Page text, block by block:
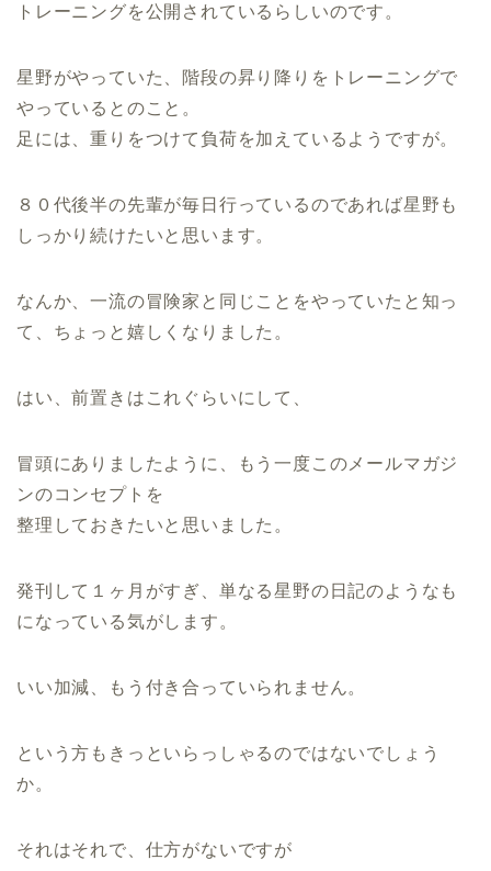
トレーニングを公開されているらしいのです。
星野がやっていた、階段の昇り降りをトレーニングで
やっているとのこと。
足には、重りをつけて負荷を加えているようですが。
８０代後半の先輩が毎日行っているのであれば星野も
しっかり続けたいと思います。
なんか、一流の冒険家と同じことをやっていたと知っ
て、ちょっと嬉しくなりました。
はい、前置きはこれぐらいにして、
冒頭にありましたように、もう一度このメールマガジ
ンのコンセプトを
整理しておきたいと思いました。
発刊して１ヶ月がすぎ、単なる星野の日記のようなも
になっている気がします。
いい加減、もう付き合っていられません。
という方もきっといらっしゃるのではないでしょう
か。
それはそれで、仕方がないですが